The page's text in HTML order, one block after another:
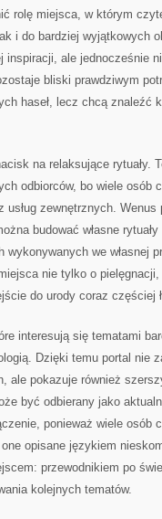
rolę miejsca, w którym
i do bardziej wyjątkowych
inspiracji, ale jednocześnie
bliski prawdziwym
haseł, lecz chcą znaleźć
na relaksujące rytuały.
odbiorców, bo wiele osób
usług zewnętrznych.
budować własne
wykonywanych we własnej
nie tylko o
do urody coraz częściej
interesują się tematami
Dzięki temu portal nie
ale pokazuje również
być odbierany jako
ponieważ wiele osób
opisane językiem
przewodnikiem po
kolejnych tematów.